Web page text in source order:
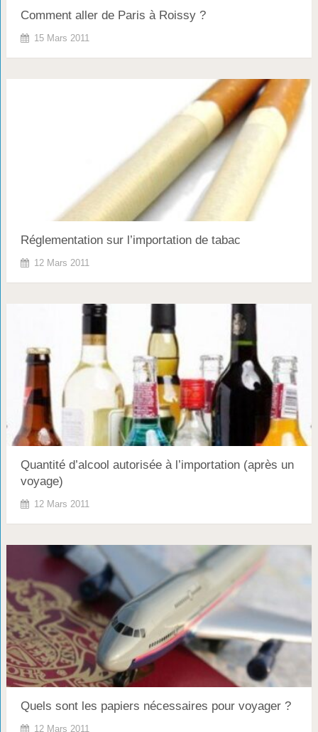
Comment aller de Paris à Roissy ?
15 Mars 2011
Réglementation sur l’importation de tabac
12 Mars 2011
Quantité d’alcool autorisée à l’importation (après un
voyage)
12 Mars 2011
Quels sont les papiers nécessaires pour voyager ?
12 Mars 2011